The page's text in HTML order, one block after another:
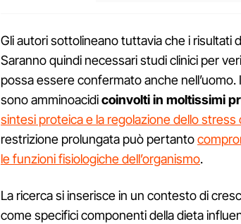
Gli autori sottolineano tuttavia che i risultati
Saranno quindi necessari studi clinici per
possa essere confermato anche
sono amminoacidicoinvolti in moltissimi
sintesi proteica e la regolazione dello stress
restrizione prolungata può pertanto
le funzioni fisiologiche dell’organismo.
La ricerca si inserisce in un contesto di
come specifici componenti della dieta